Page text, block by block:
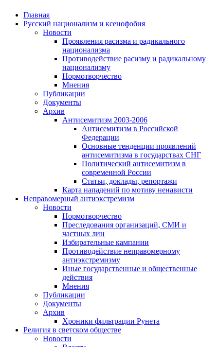
Главная
Русский национализм и ксенофобия
Новости
Проявления расизма и радикального
национализма
Противодействие расизму и радикальному
национализму
Нормотворчество
Мнения
Публикации
Документы
Архив
Антисемитизм 2003-2006
Антисемитизм в Российской
Федерации
Основные тенденции проявлений
антисемитизма в государствах СНГ
Политический антисемитизм в
современной России
Статьи, доклады, репортажи
Карта нападений по мотиву ненависти
Неправомерный антиэкстремизм
Новости
Нормотворчество
Преследования организаций, СМИ и
частных лиц
Избирательные кампании
Противодействие неправомерному
антиэкстремизму
Иные государственные и общественные
действия
Мнения
Публикации
Документы
Архив
Хроники фильтрации Рунета
Религия в светском обществе
Новости